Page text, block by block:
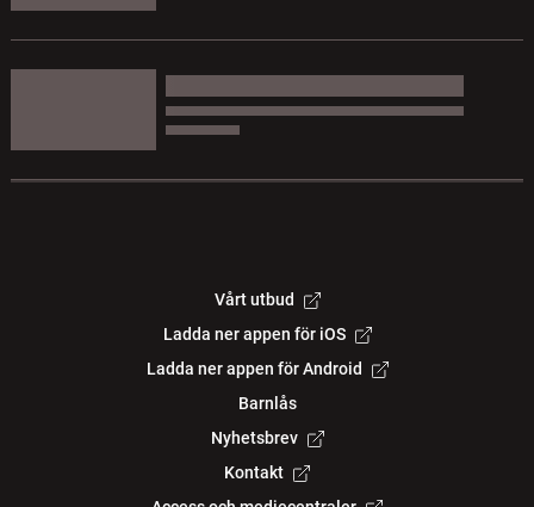
Vårt utbud
Ladda ner appen för iOS
Ladda ner appen för Android
Barnlås
Nyhetsbrev
Kontakt